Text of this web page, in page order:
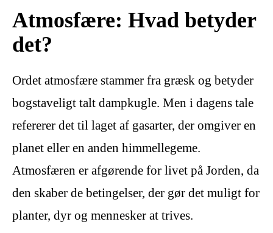
Atmosfære: Hvad betyder
det?
Ordet atmosfære stammer fra græsk og betyder
bogstaveligt talt dampkugle. Men i dagens tale
refererer det til laget af gasarter, der omgiver en
planet eller en anden himmellegeme.
Atmosfæren er afgørende for livet på Jorden, da
den skaber de betingelser, der gør det muligt for
planter, dyr og mennesker at trives.